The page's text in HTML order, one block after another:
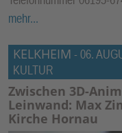
mehr...
KELKHEIM - 06.
KULTUR
Zwischen 3D-
Leinwand: Max
Kirche Hornau